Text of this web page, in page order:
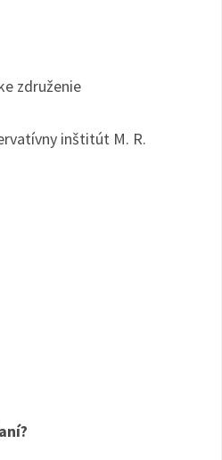
združenie
inštitút M. R.